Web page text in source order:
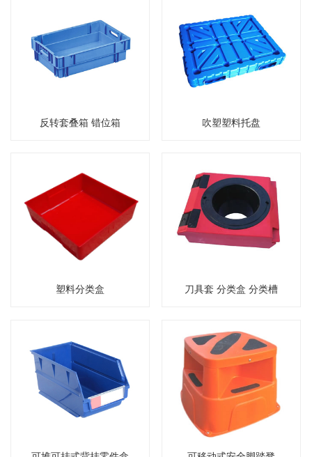
反转套叠箱 错位箱 吹塑塑料托盘
塑料分类盒 刀具套 分类盒 分类槽